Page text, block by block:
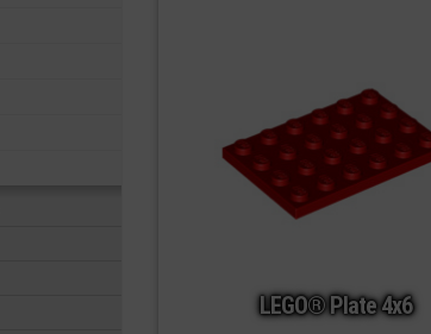
LEGO® Plate 4x6